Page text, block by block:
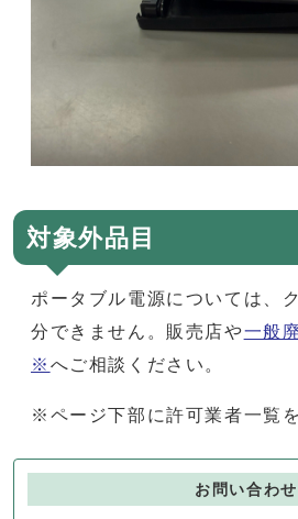
対象外品目
ポータブル電源については、
分できません。販売店や一般
※ へご相談ください。
※ページ下部に許可業者一覧
お問い合わせ